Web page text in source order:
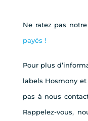
Ne ratez pas
payés !
Pour plus
labels Hosmony et
pas à nous
Rappelez-vous,